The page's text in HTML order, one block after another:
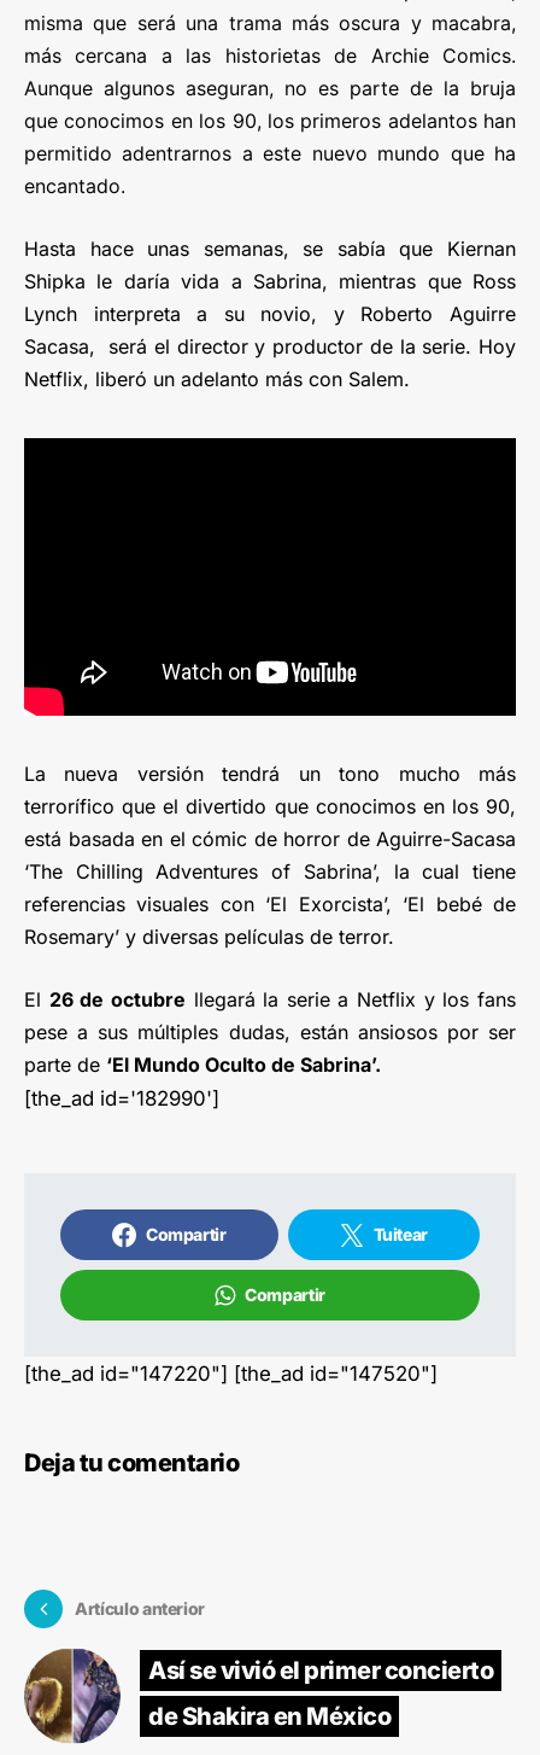
misma que será una trama más oscura y macabra,
más cercana a las historietas de Archie Comics.
Aunque algunos aseguran, no es parte de la bruja
que conocimos en los 90, los primeros adelantos han
permitido adentrarnos a este nuevo mundo que ha
encantado.
Hasta hace unas semanas, se sabía que Kiernan
Shipka le daría vida a Sabrina, mientras que Ross
Lynch interpreta a su novio, y Roberto Aguirre
Sacasa, será el director y productor de la serie. Hoy
Netflix, liberó un adelanto más con Salem.
La nueva versión tendrá un tono mucho más
terrorífico que el divertido que conocimos en los 90,
está basada en el cómic de horror de Aguirre-Sacasa
‘The Chilling Adventures of Sabrina’, la cual tiene
referencias visuales con ‘El Exorcista’, ‘El bebé de
Rosemary’ y diversas películas de terror.
El 26 de octubre llegará la serie a Netflix y los fans
pese a sus múltiples dudas, están ansiosos por ser
parte de ‘El Mundo Oculto de Sabrina’.
[the_ad id='182990']
Compartir Tuitear
Compartir
[the_ad id="147220"] [the_ad id="147520"]
Deja tu comentario
Artículo anterior
Así se vivió el primer concierto
de Shakira en México